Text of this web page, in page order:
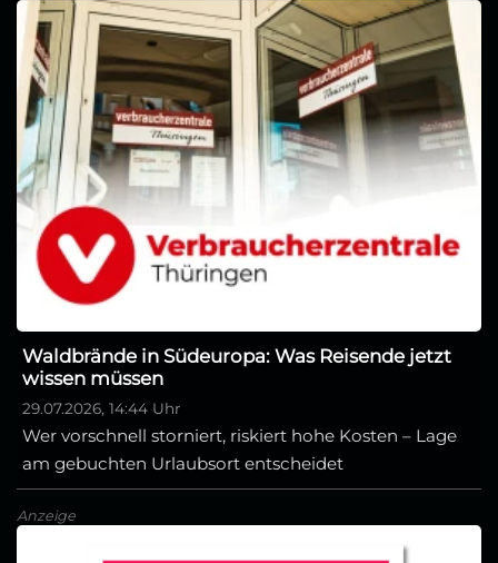
Waldbrände in Südeuropa: Was Reisende jetzt
wissen müssen
29.07.2026, 14:44 Uhr
Wer vorschnell storniert, riskiert hohe Kosten – Lage
am gebuchten Urlaubsort entscheidet
Anzeige